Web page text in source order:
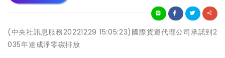
(中央社訊息服務20221229 15:05:23)國際貨運代理公司承諾到2
035年達成淨零碳排放